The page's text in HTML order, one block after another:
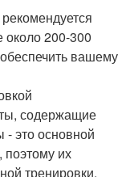
около 200-300
вашему
содержащие
- это основной
поэтому их
тренировки.